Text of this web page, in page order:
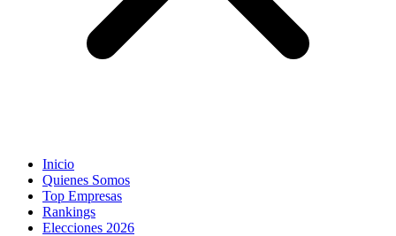
Inicio
Quienes Somos
Top Empresas
Rankings
Elecciones 2026